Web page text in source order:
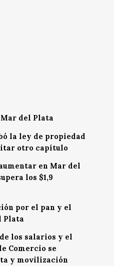
del Plata
la ley de propiedad
otro capítulo
en Mar del
los $1,9
por el pan y el
Plata
los salarios y el
Comercio se
y movilización